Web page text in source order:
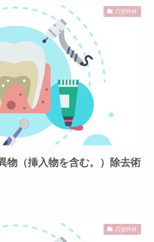
口腔外科
物（挿入物を含む。）除去術
口腔外科